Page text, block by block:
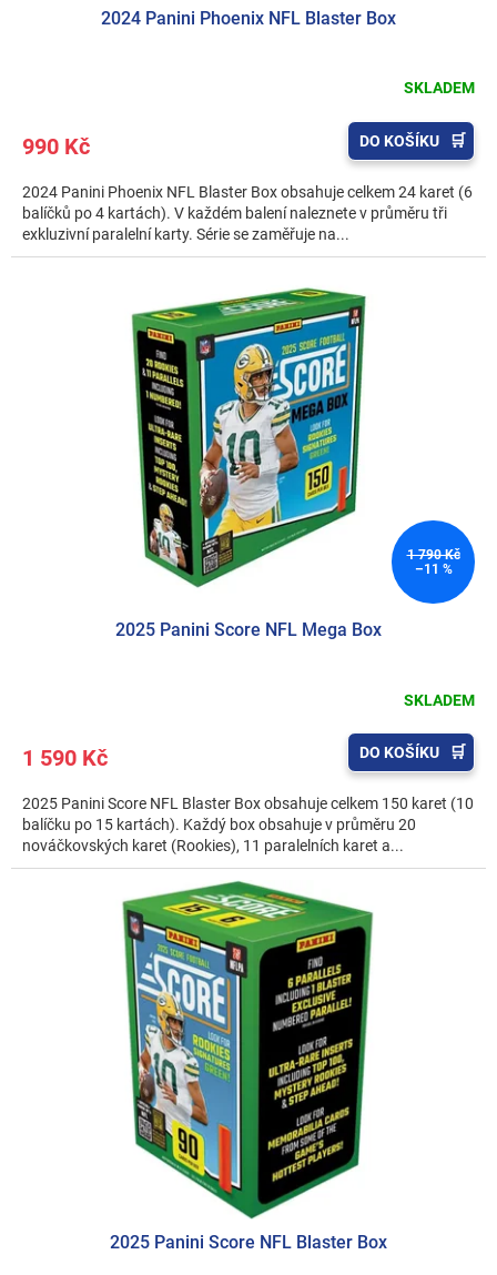
2024 Panini Phoenix NFL Blaster Box
SKLADEM
990 Kč DO KOŠÍKU
2024 Panini Phoenix NFL Blaster Box obsahuje celkem 24 karet (6
balíčků po 4 kartách). V každém balení naleznete v průměru tři
exkluzivní paralelní karty. Série se zaměřuje na...
1 790 Kč
–11 %
2025 Panini Score NFL Mega Box
SKLADEM
1 590 Kč DO KOŠÍKU
2025 Panini Score NFL Blaster Box obsahuje celkem 150 karet (10
balíčku po 15 kartách). Každý box obsahuje v průměru 20
nováčkovských karet (Rookies), 11 paralelních karet a...
2025 Panini Score NFL Blaster Box